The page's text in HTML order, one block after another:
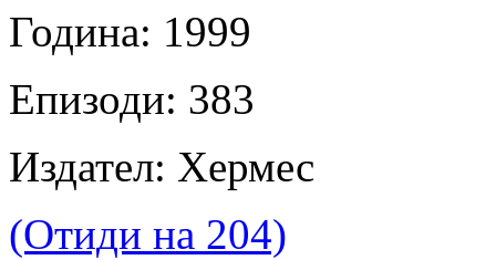
Година: 1999
Епизоди: 383
Издател: Хермес
(Отиди на 204)